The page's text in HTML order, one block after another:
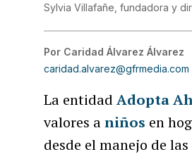
Sylvia Villafañe, fundadora y
Por Caridad Álvarez Álvarez
caridad.alvarez@gfrmedia.com
La entidadAdopta
valores aniños en
desde el manejo de